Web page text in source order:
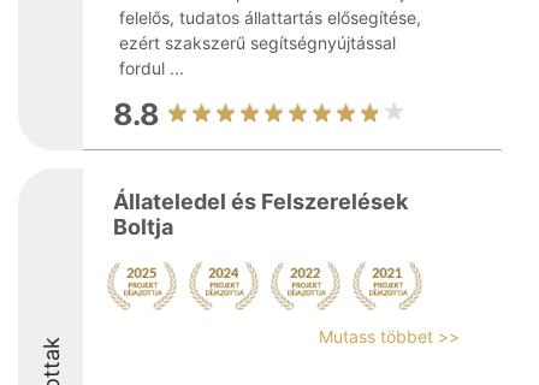
felelős, tudatos állattartás elősegítése,
ezért szakszerű segítségnyújtással
fordul ...
8.8
Állateledel és Felszerelések
Boltja
Mutass többet >>